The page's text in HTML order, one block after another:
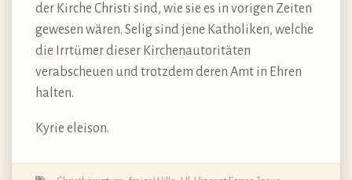
der Kirche Christi sind, wie sie es in vorigen Zeiten
gewesen wären. Selig sind jene Katholiken, welche
die Irrtümer dieser Kirchenautoritäten
verabscheuen und trotzdem deren Amt in Ehren
halten.
Kyrie eleison.